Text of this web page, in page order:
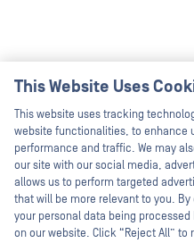
This Website Uses
This website uses tracking
website functionalities, to enhance
performance and traffic. We may
our site with our social media,
allows us to perform targeted
that will be more relevant to you.
your personal data being
on our website. Click “Reject All” to